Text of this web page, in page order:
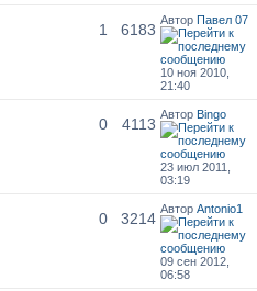
1 6183
Автор Павел 07
10 ноя 2010,
21:40
0 4113
Автор Bingo
23 июл 2011,
03:19
0 3214
Автор Antonio1
09 сен 2012,
06:58